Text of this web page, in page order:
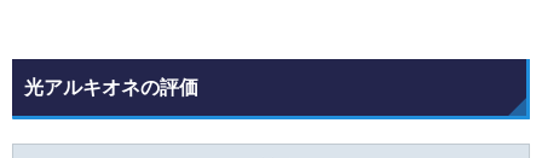
光アルキオネの評価